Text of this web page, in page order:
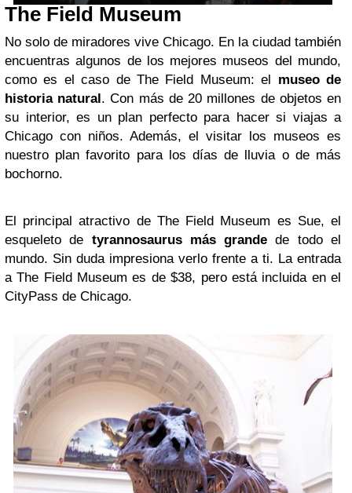
The Field Museum
No solo de miradores vive Chicago. En la ciudad también
encuentras algunos de los mejores museos del mundo,
como es el caso de The Field Museum: el museo de
historia natural . Con más de 20 millones de objetos en
su interior, es un plan perfecto para hacer si viajas a
Chicago con niños. Además, el visitar los museos es
nuestro plan favorito para los días de lluvia o de más
bochorno.
El principal atractivo de The Field Museum es Sue, el
esqueleto de tyrannosaurus más grande de todo el
mundo. Sin duda impresiona verlo frente a ti. La entrada
a The Field Museum es de $38, pero está incluida en el
CityPass de Chicago.